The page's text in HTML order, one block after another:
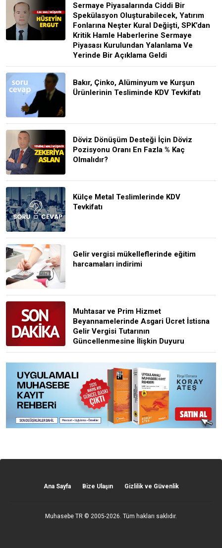
Sermaye Piyasalarında Ciddi Bir
Spekülasyon Oluşturabilecek, Yatırım
Fonlarına Neşter Kural Değişti, SPK’dan
Kritik Hamle Haberlerine Sermaye
Piyasası Kurulundan Yalanlama Ve
Yerinde Bir Açıklama Geldi
Bakır, Çinko, Alüminyum ve Kurşun
Ürünlerinin Tesliminde KDV Tevkifatı
Döviz Dönüşüm Desteği İçin Döviz
Pozisyonu Oranı En Fazla % Kaç
Olmalıdır?
Külçe Metal Teslimlerinde KDV
Tevkifatı
Gelir vergisi mükelleflerinde eğitim
harcamaları indirimi
Muhtasar ve Prim Hizmet
Beyannamelerinde Asgari Ücret İstisna
Gelir Vergisi Tutarının
Güncellenmesine İlişkin Duyuru
Ana Sayfa Bize Ulaşın Gizlilik ve Güvenlik
Muhasebe TR © 2005-2026. Tüm hakları saklıdır.